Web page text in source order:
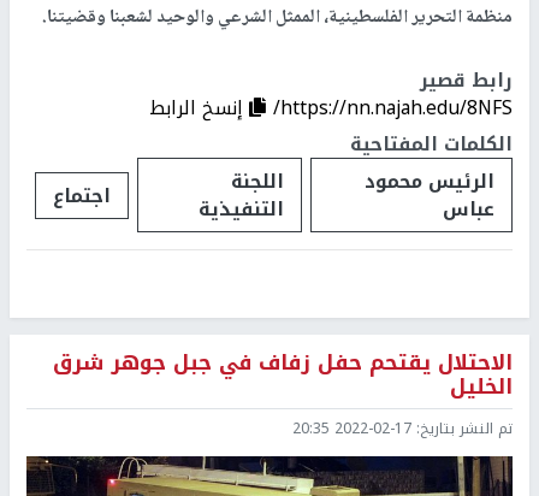
منظمة التحرير الفلسطينية، الممثل الشرعي والوحيد لشعبنا وقضيتنا.
رابط قصير
https://nn.najah.edu/8NFS/
إنسخ الرابط
الكلمات المفتاحية
الرئيس محمود
عباس
اللجنة
التنفيذية اجتماع
الاحتلال يقتحم حفل زفاف في جبل جوهر شرق
الخليل
تم النشر بتاريخ: 2022-02-17 20:35